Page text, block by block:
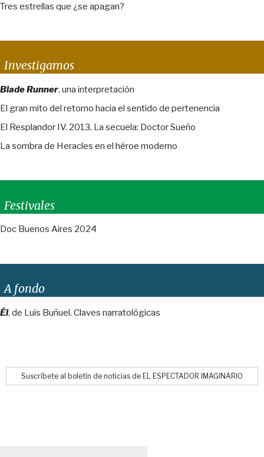
Tres estrellas que ¿se apagan?
Investigamos
Blade Runner, una interpretación
El gran mito del retorno hacia el sentido de pertenencia
El Resplandor IV. 2013, La secuela: Doctor Sueño
La sombra de Heracles en el héroe moderno
Festivales
Doc Buenos Aires 2024
A fondo
Él, de Luis Buñuel. Claves narratológicas
Suscríbete al boletín de noticias de EL ESPECTADOR IMAGINARIO